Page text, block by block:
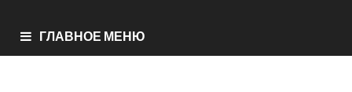
ГЛАВНОЕ МЕНЮ